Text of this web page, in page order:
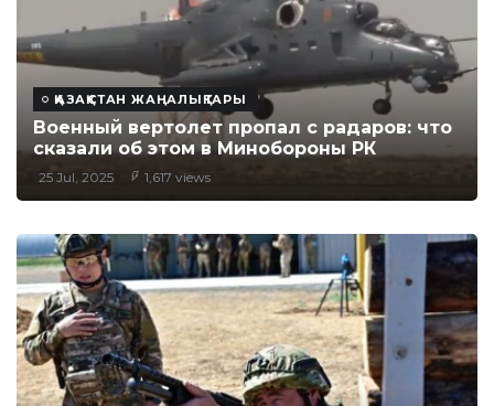
ҚАЗАҚСТАН ЖАҢАЛЫҚТАРЫ
Военный вертолет пропал с радаров: что
сказали об этом в Минобороны РК
25 Jul, 2025 1,617 views